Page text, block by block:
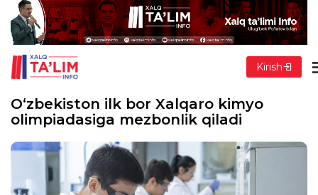
Kirish
O‘zbekiston ilk bor Xalqaro kimyo
olimpiadasiga mezbonlik qiladi